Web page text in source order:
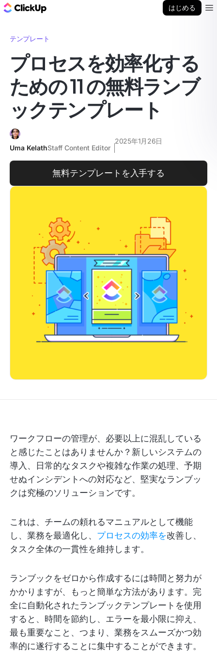
はじめる
テンプレート
プロセスを効率化する
ための 11 の無料ランブ
ックテンプレート
Uma KelathStaff Content Editor
2025年1月26日
無料テンプレートを入手する
ワークフローの管理が、必要以上に混乱している
と感じたことはありませんか？新しいシステムの
導入、日常的なタスクや複雑な作業の処理、予期
せぬインシデントへの対応など、堅実なランブッ
クは究極のソリューションです。
これは、チームの頼れるマニュアルとして機能
し、業務を最適化し、 プロセスの効率を改善し、
タスク全体の一貫性を維持します。
ランブックをゼロから作成するには時間と努力が
かかりますが、もっと簡単な方法があります。完
全に自動化されたランブックテンプレートを使用
すると、時間を節約し、エラーを最小限に抑え、
最も重要なこと、つまり、業務をスムーズかつ効
率的に遂行することに集中することができます。